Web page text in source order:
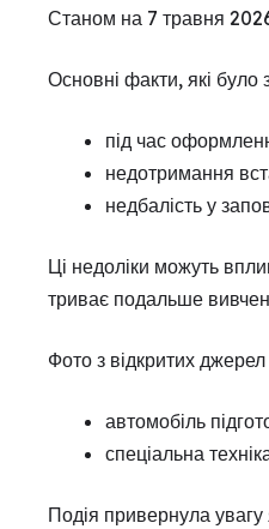
Станом на 7 травня
Основні факти, які було
під час
недотримання
недбалість у
Ці недоліки можуть
триває подальше
Фото з відкритих джерел
автомобіль
спеціальна
Подія привернула увагу